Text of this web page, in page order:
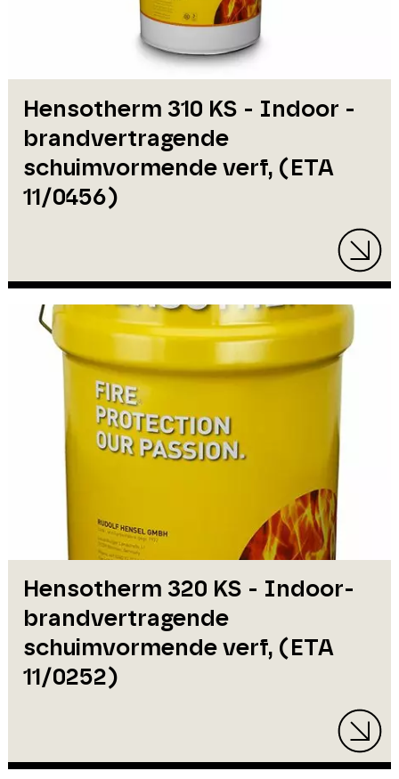
Hensotherm 310 KS - Indoor -
brandvertragende
schuimvormende verf, (ETA
11/0456)
Hensotherm 320 KS - Indoor-
brandvertragende
schuimvormende verf, (ETA
11/0252)